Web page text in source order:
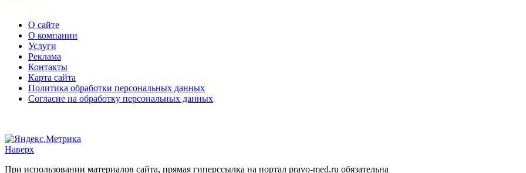
О сайте
О компании
Услуги
Реклама
Контакты
Карта сайта
Политика обработки персональных данных
Согласие на обработку персональных данных
Наверх
При использовании материалов сайта, прямая гиперссылка на портал pravo-med.ru обязательна